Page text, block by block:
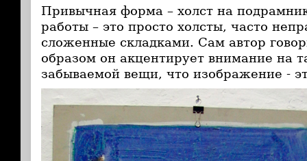
Привычная форма – холст на
работы – это просто холсты, часто
сложенные складками. Сам автор
образом он акцентирует внимание на
забываемой вещи, что изображение -